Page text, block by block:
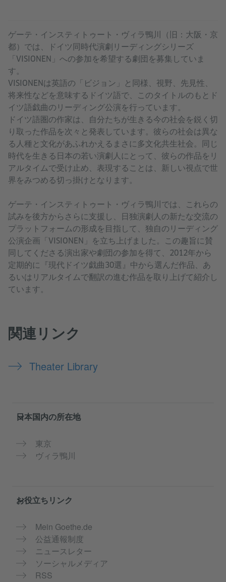
ゲーテ・インスティトゥート・ヴィラ鴨川（旧：大阪・京
都）では、ドイツ同時代演劇リーディングシリーズ
「VISIONEN」への参加を希望する劇団を募集していま
す。
VISIONENは英語の「ビジョン」と同様、視野、先見性、
将来性などを意味するドイツ語で、このタイトルのもとド
イツ語戯曲のリーディング公演を行っています。
ドイツ語圏の作家は、自分たちが生きる今の社会を鋭く切
り取った作品を次々と発表しています。彼らの社会は異な
る人種と文化があふれかえるまさに多文化共生社会。同じ
時代を生きる日本の若い演劇人にとって、彼らの作品をリ
アルタイムで受け止め、表現することは、新しい視点で世
界をみつめる切っ掛けとなります。
ゲーテ・インスティトゥート・ヴィラ鴨川では、これらの
試みを後方からさらに支援し、日独演劇人の新たな交流の
プラットフォームの形成を目指して、独自のリーディング
公演企画「VISIONEN」を立ち上げました。この趣旨に賛
同してくださる演出家や劇団の参加を得て、2012年から
定期的に『現代ドイツ戯曲30選』中から選んだ作品、あ
るいはリアルタイムで翻訳の進む作品を取り上げて紹介し
ています。
関連リンク
Theater Library
Service- und Informationsbereich
日本国内の所在地
東京
ヴィラ鴨川
お役立ちリンク
Mein Goethe.de
公益通報制度
ニュースレター
ソーシャルメディア
RSS